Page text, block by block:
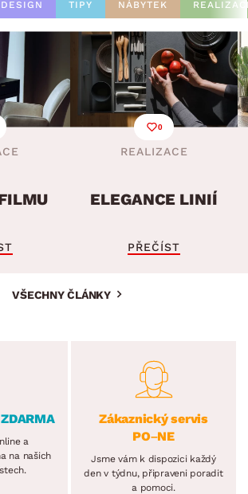
DESIGN TIPY NÁBYTEK
0
REALIZACE
ELEGANCE LINIÍ
PŘEČÍST
VŠECHNY ČLÁNKY
a
na našich
Zákaznický servis
PO–NE
Jsme vám k dispozici každý
den v týdnu, připraveni poradit
a pomoci.